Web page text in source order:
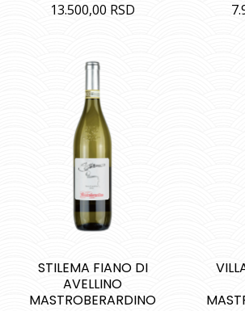
13.500,00 RSD
STILEMA FIANO DI
AVELLINO
MASTROBERARDINO